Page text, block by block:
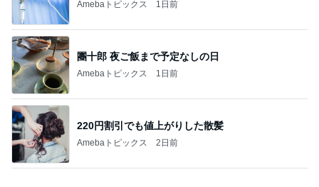
Amebaトピックス 1日前
220円割引でも値上がりした散髪
Amebaトピックス 2日前
苦手だった里芋の煮物も完食
Amebaトピックス 1日前